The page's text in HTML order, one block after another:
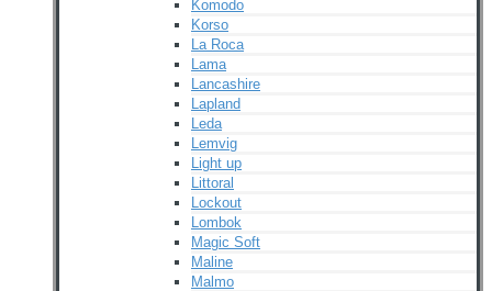
Komodo
Korso
La Roca
Lama
Lancashire
Lapland
Leda
Lemvig
Light up
Littoral
Lockout
Lombok
Magic Soft
Maline
Malmo